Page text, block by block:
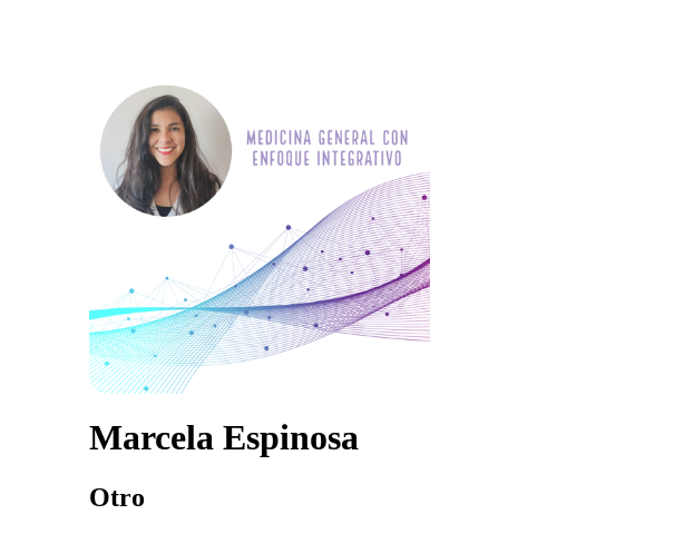
Marcela Espinosa
Otro